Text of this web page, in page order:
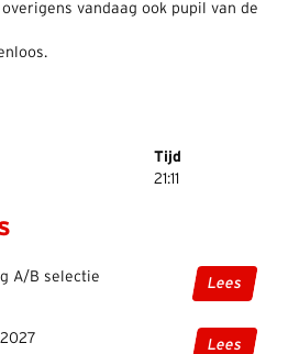
vandaag ook pupil van de
Tijd
21:11
A/B selectie Lees
Lees